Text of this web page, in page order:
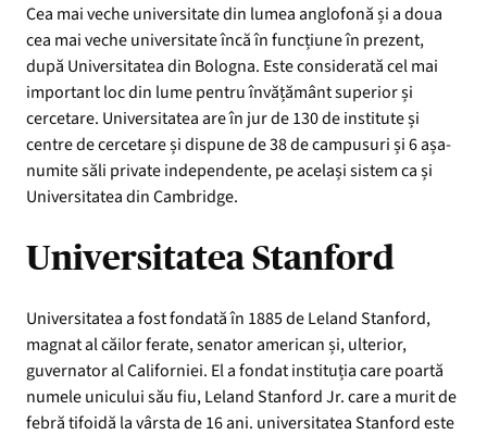
Cea mai veche universitate din lumea anglofonă și a doua
cea mai veche universitate încă în funcțiune în prezent,
după Universitatea din Bologna. Este considerată cel mai
important loc din lume pentru învățământ superior și
cercetare. Universitatea are în jur de 130 de institute și
centre de cercetare și dispune de 38 de campusuri și 6 așa-
numite săli private independente, pe același sistem ca și
Universitatea din Cambridge.
Universitatea Stanford
Universitatea a fost fondată în 1885 de Leland Stanford,
magnat al căilor ferate, senator american și, ulterior,
guvernator al Californiei. El a fondat instituția care poartă
numele unicului său fiu, Leland Stanford Jr. care a murit de
febră tifoidă la vârsta de 16 ani. universitatea Stanford este